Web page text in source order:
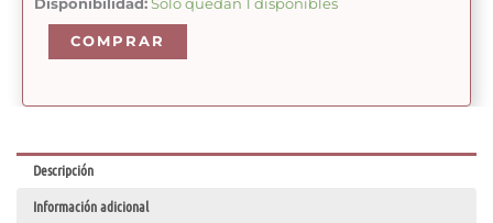
Disponibilidad: Solo quedan 1 disponibles
Vera
COMPRAR
Descripción
Información adicional